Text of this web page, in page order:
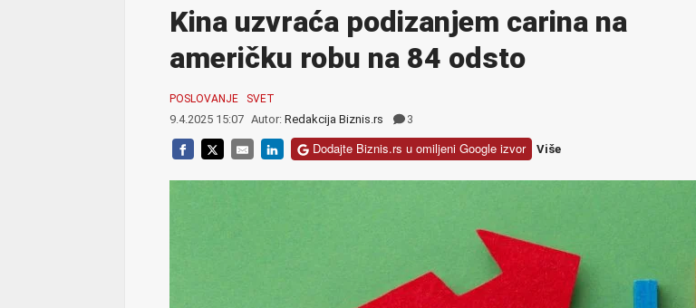
Kina uzvraća podizanjem carina na
američku robu na 84 odsto
POSLOVANJE SVET
9.4.2025 15:07 Autor: Redakcija Biznis.rs 3
Dodajte Biznis.rs u omiljeni Google izvor Više